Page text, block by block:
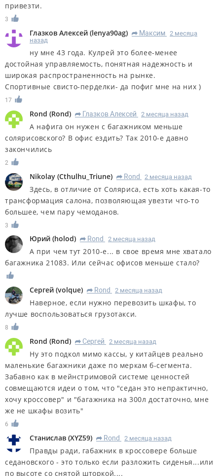
привезти.
3
Глазков Алексей (lenya90ag) R Максим 2 месяца
назад
ну мне 43 года. Кулрей это более-менее
достойная управляемость, понятная надежность и
широкая распространенность на рынке.
Спортивные свисто-перделки- да пофиг мне на них )
17
Rond (Rond) R Глазков Алексей 2 месяца назад
А нафига он нужен с багажником меньше
солярисовского? В офис ездить? Так 2010-е давно
закончились
2
Nikolay (Cthulhu_Triune) R Rond 2 месяца назад
Здесь, в отличие от Соляриса, есть хоть какая-то
трансформация салона, позволяющая увезти что-то
большее, чем пару чемоданов.
3
Юрий (holod) R Rond 2 месяца назад
А при чем тут 2010-е... в свое время мне хватало
багажника 21083. Или сейчас офисов меньше стало?
Сергей (volque) R Rond 2 месяца назад
Наверное, если нужно перевозить шкафы, то
лучше воспользоваться грузотакси.
8
Rond (Rond) R Сергей 2 месяца назад
Ну это подкол мимо кассы, у китайцев реально
маленькие багажники даже по меркам б-сегмента.
Забавно как в мейнстримовой системе ценностей
совмещаются идеи о том, что "седан это непрактично,
хочу кроссовер" и "багажника на 300л достаточно, мне
же не шкафы возить"
6
Станислав (XYZ59) R Rond 2 месяца назад
Правды ради, габажник в кроссовере больше
седановского - это только если разложить сиденья...или
по высоте со снятой шторкой....